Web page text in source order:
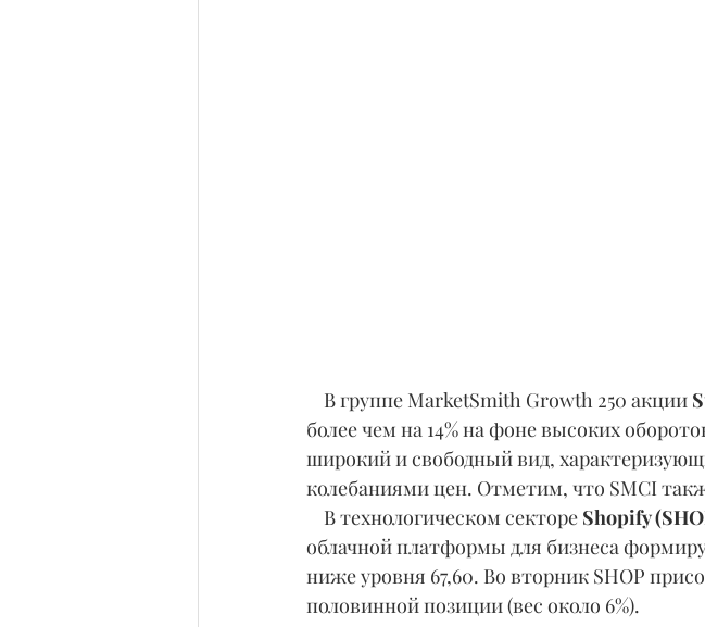
    В группе MarketSmith Growth 250 акции
более чем на 14% на фоне высоких
широкий и свободный вид,
колебаниями цен. Отметим, что SMCI
    В технологическом секторе
Shopify
облачной платформы для бизнеса
ниже уровня 67,60. Во вторник SHOP
половинной позиции (вес около 6%).